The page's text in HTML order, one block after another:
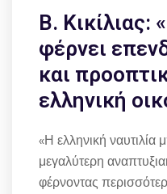
Β. Κικίλιας:
φέρνει
και
ελληνική
«Η ελληνική ναυτιλία
μεγαλύτερη
φέρνοντας